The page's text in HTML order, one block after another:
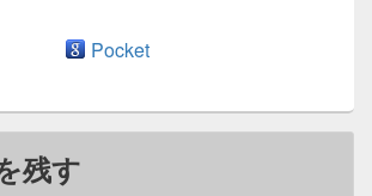
Pocket
残す